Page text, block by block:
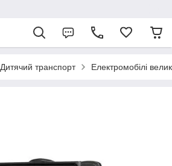
Дитячий транспорт Електромобілі